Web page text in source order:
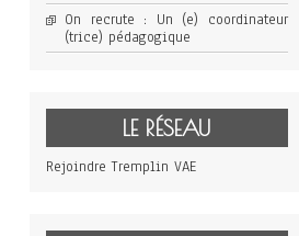
On recrute : Un (e) coordinateur
(trice) pédagogique
LE RÉSEAU
Rejoindre Tremplin VAE